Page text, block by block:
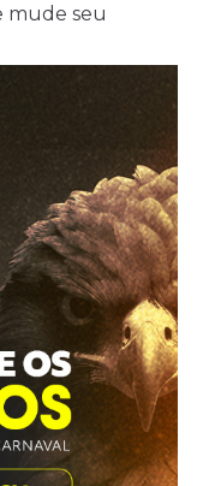
mude seu